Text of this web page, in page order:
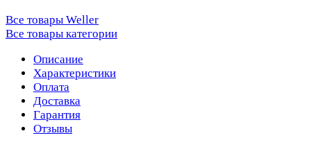
Все товары Weller
Все товары категории
Описание
Характеристики
Оплата
Доставка
Гарантия
Отзывы